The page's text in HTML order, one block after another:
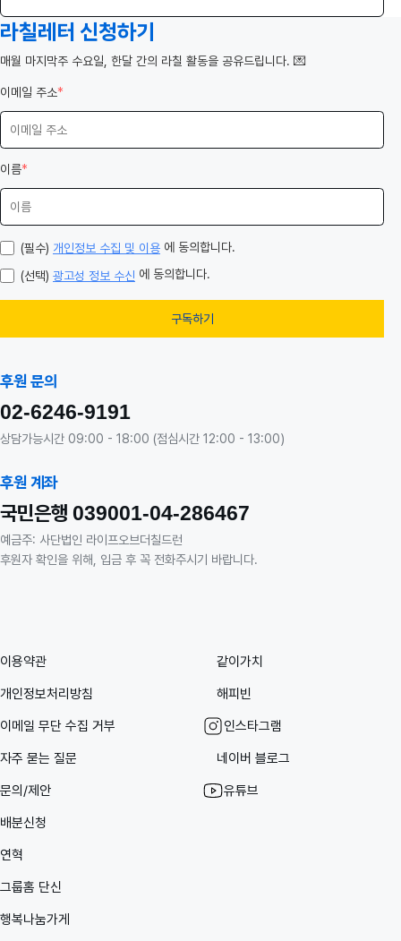
라칠레터 신청하기
️매월 마지막주 수요일, 한달 간의 라칠 활동을 공유드립니다. 💌
이메일 주소*
이름*
(필수) 개인정보 수집 및 이용 에 동의합니다.
(선택) 광고성 정보 수신 에 동의합니다.
구독하기
후원 문의
02-6246-9191
상담가능시간 09:00 - 18:00 (점심시간 12:00 - 13:00)
후원 계좌
국민은행 039001-04-286467
예금주: 사단법인 라이프오브더칠드런
후원자 확인을 위해, 입금 후 꼭 전화주시기 바랍니다.
이용약관
개인정보처리방침
이메일 무단 수집 거부
자주 묻는 질문
문의/제안
배분신청
연혁
그룹홈 단신
행복나눔가게
같이가치
해피빈
인스타그램
네이버 블로그
유튜브